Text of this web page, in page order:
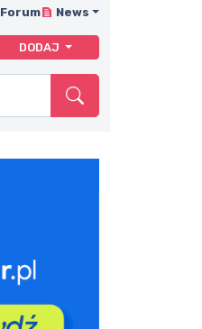
Forum News
DODAJ